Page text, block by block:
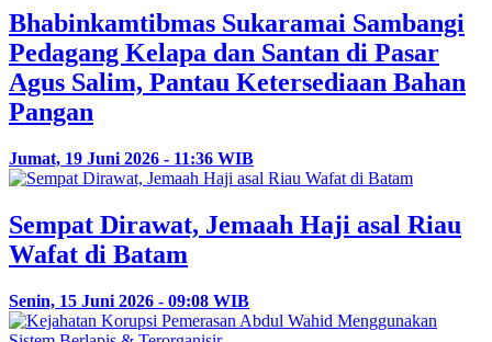
Bhabinkamtibmas Sukaramai Sambangi
Pedagang Kelapa dan Santan di Pasar
Agus Salim, Pantau Ketersediaan Bahan
Pangan
Jumat, 19 Juni 2026 - 11:36 WIB
Sempat Dirawat, Jemaah Haji asal Riau
Wafat di Batam
Senin, 15 Juni 2026 - 09:08 WIB